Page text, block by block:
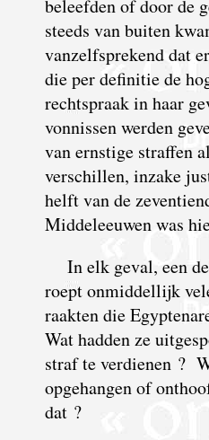
beleefden of door de
steeds van buiten
vanzelfsprekend dat
die per definitie de
rechtspraak in haar
vonnissen werden
van ernstige straffen
verschillen, inzake
helft van de
Middeleeuwen was
In elk geval, een
roept onmiddellijk
raakten die
Wat hadden ze
straf te verdienen ?
opgehangen of
dat ?